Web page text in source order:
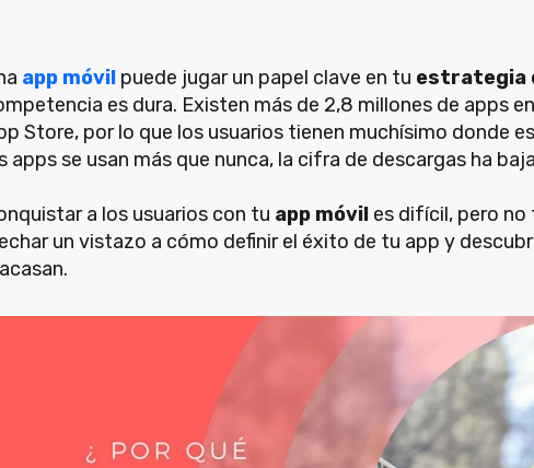
app móvil puede jugar un papel clave en tu estrategia
es dura. Existen más de 2,8 millones de apps
Store, por lo que los usuarios tienen muchísimo donde
apps se usan más que nunca, la cifra de descargas ha
a los usuarios con tu app móvil es difícil, pero
un vistazo a cómo definir el éxito de tu app y